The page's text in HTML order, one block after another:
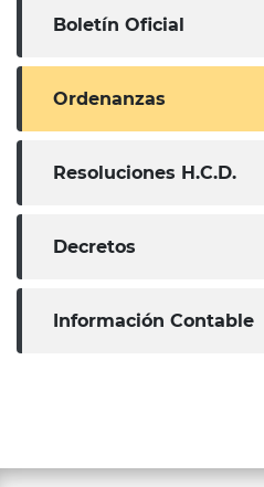
Boletín Oficial
Ordenanzas
Resoluciones H.C.D.
Decretos
Información Contable